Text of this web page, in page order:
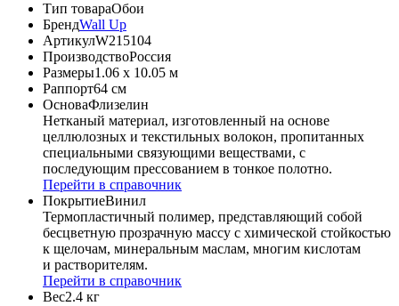
Тип товараОбои
БрендWall Up
АртикулW215104
ПроизводствоРоссия
Размеры1.06 x 10.05 м
Раппорт64 см
ОсноваФлизелин
Нетканый материал, изготовленный на основе
целлюлозных и текстильных волокон, пропитанных
специальными связующими веществами, с
последующим прессованием в тонкое полотно.
Перейти в справочник
ПокрытиеВинил
Термопластичный полимер, представляющий собой
бесцветную прозрачную массу с химической стойкостью
к щелочам, минеральным маслам, многим кислотам
и растворителям.
Перейти в справочник
Вес2.4 кг